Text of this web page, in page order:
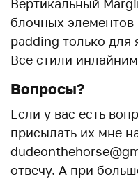
Вертикальный
блочных элементов
padding только для
Все стили инлайним
Вопросы?
Если у вас есть
присылать их мне
отвечу. А при